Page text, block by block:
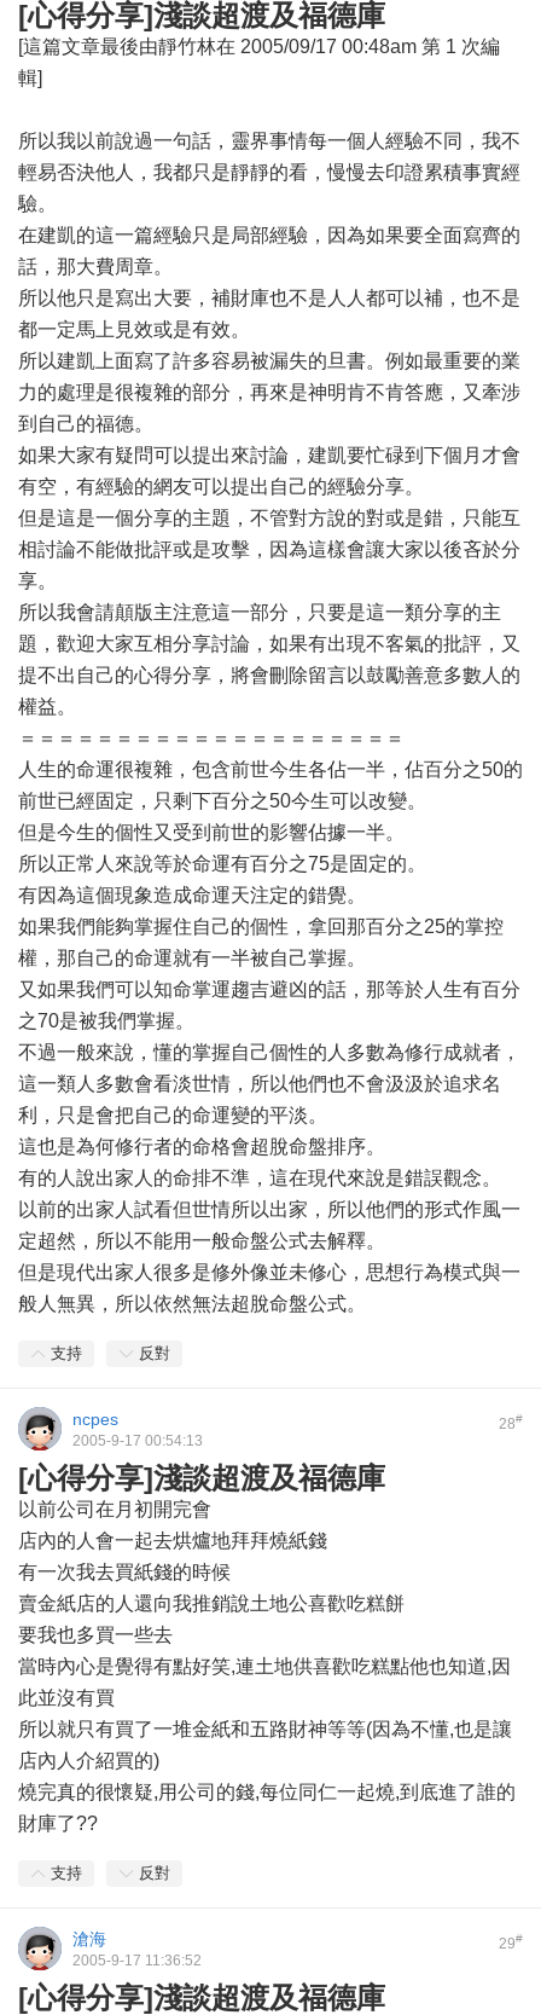
[心得分享]淺談超渡及福德庫
[這篇文章最後由靜竹林在 2005/09/17 00:48am 第 1 次編
輯]
所以我以前說過一句話，靈界事情每一個人經驗不同，我不
輕易否決他人，我都只是靜靜的看，慢慢去印證累積事實經
驗。
在建凱的這一篇經驗只是局部經驗，因為如果要全面寫齊的
話，那大費周章。
所以他只是寫出大要，補財庫也不是人人都可以補，也不是
都一定馬上見效或是有效。
所以建凱上面寫了許多容易被漏失的旦書。例如最重要的業
力的處理是很複雜的部分，再來是神明肯不肯答應，又牽涉
到自己的福德。
如果大家有疑問可以提出來討論，建凱要忙碌到下個月才會
有空，有經驗的網友可以提出自己的經驗分享。
但是這是一個分享的主題，不管對方說的對或是錯，只能互
相討論不能做批評或是攻擊，因為這樣會讓大家以後吝於分
享。
所以我會請顛版主注意這一部分，只要是這一類分享的主
題，歡迎大家互相分享討論，如果有出現不客氣的批評，又
提不出自己的心得分享，將會刪除留言以鼓勵善意多數人的
權益。
＝＝＝＝＝＝＝＝＝＝＝＝＝＝＝＝＝＝＝＝
人生的命運很複雜，包含前世今生各佔一半，佔百分之50的
前世已經固定，只剩下百分之50今生可以改變。
但是今生的個性又受到前世的影響佔據一半。
所以正常人來說等於命運有百分之75是固定的。
有因為這個現象造成命運天注定的錯覺。
如果我們能夠掌握住自己的個性，拿回那百分之25的掌控
權，那自己的命運就有一半被自己掌握。
又如果我們可以知命掌運趨吉避凶的話，那等於人生有百分
之70是被我們掌握。
不過一般來說，懂的掌握自己個性的人多數為修行成就者，
這一類人多數會看淡世情，所以他們也不會汲汲於追求名
利，只是會把自己的命運變的平淡。
這也是為何修行者的命格會超脫命盤排序。
有的人說出家人的命排不準，這在現代來說是錯誤觀念。
以前的出家人試看但世情所以出家，所以他們的形式作風一
定超然，所以不能用一般命盤公式去解釋。
但是現代出家人很多是修外像並未修心，思想行為模式與一
般人無異，所以依然無法超脫命盤公式。
支持 反對
28#
ncpes
2005-9-17 00:54:13
[心得分享]淺談超渡及福德庫
以前公司在月初開完會
店內的人會一起去烘爐地拜拜燒紙錢
有一次我去買紙錢的時候
賣金紙店的人還向我推銷說土地公喜歡吃糕餅
要我也多買一些去
當時內心是覺得有點好笑,連土地供喜歡吃糕點他也知道,因
此並沒有買
所以就只有買了一堆金紙和五路財神等等(因為不懂,也是讓
店內人介紹買的)
燒完真的很懷疑,用公司的錢,每位同仁一起燒,到底進了誰的
財庫了??
支持 反對
29#
滄海
2005-9-17 11:36:52
[心得分享]淺談超渡及福德庫